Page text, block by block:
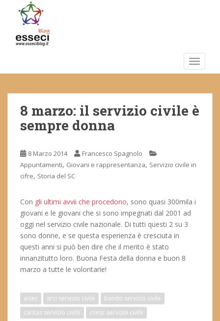
m
8 marzo: il servizio civile è
sempre donna
8 Marzo 2014
Francesco Spagnolo
Appuntamenti, Giovani e rappresentanza, Servizio civile in
cifre, Storia del SC
Con gli ultimi avvii che procedono, sono quasi 300mila i
giovani e le giovani che si sono impegnati dal 2001 ad
oggi nel servizio civile nazionale. Di tutti questi 2 su 3
sono donne, e se questa esperienza è cresciuta in
questi anni si può ben dire che il merito è stato
innanzitutto loro. Buona Festa della donna e buon 8
marzo a tutte le volontarie!
aisec arci servizio civile
bando servizio civile
caritas servizio civile
cnesc servizio civile